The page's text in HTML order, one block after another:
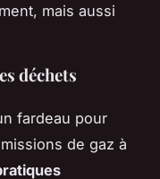
mais aussi
déchets
fardeau pour
de gaz à